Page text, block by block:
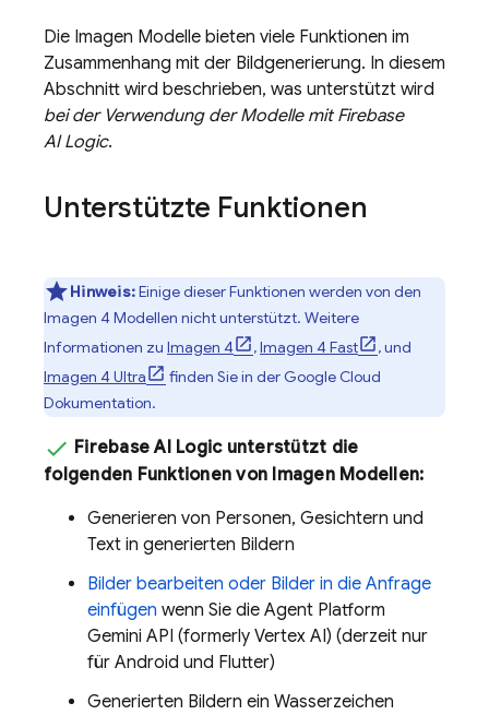
Die Imagen Modelle bieten viele Funktionen im
Zusammenhang mit der Bildgenerierung. In diesem
Abschnitt wird beschrieben, was unterstützt wird
bei der Verwendung der Modelle mit Firebase
AI Logic.
Unterstützte Funktionen
Hinweis:Einige dieser Funktionen werden von den
Imagen 4Modellen nicht unterstützt. Weitere
Informationen zu Imagen 4 ,Imagen 4 Fast
, und
Imagen 4 Ultra
finden Sie in der Google Cloud
Dokumentation.
Firebase AI Logicunterstützt die
folgenden Funktionen von ImagenModellen:
Generieren von Personen, Gesichtern und
Text in generierten Bildern
Bilder bearbeiten oder Bilder in die Anfrage
einfügen wenn Sie die Agent Platform
Gemini API (formerly Vertex AI) (derzeit nur
für Android und Flutter)
Generierten Bildern ein Wasserzeichen